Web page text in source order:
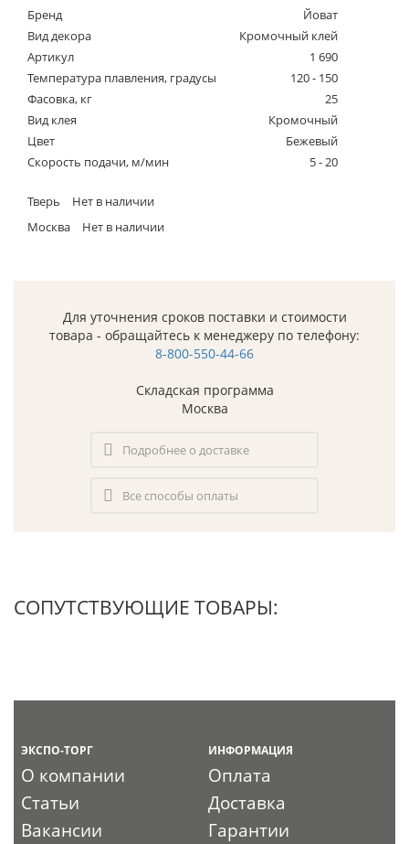
Бренд
Йоват
Вид декора
Кромочный клей
Артикул
1 690
Температура плавления, градусы
120 - 150
Фасовка, кг
25
Вид клея
Кромочный
Цвет
Бежевый
Скорость подачи, м/мин
5 - 20
Тверь
Нет в наличии
Москва
Нет в наличии
Для уточнения сроков поставки и стоимости
товара - обращайтесь к менеджеру по телефону:
8-800-550-44-66
Складская программа
Москва
Подробнее о доставке
Все способы оплаты
СОПУТСТВУЮЩИЕ ТОВАРЫ:
ЭКСПО-ТОРГ
О компании
Статьи
Вакансии
ИНФОРМАЦИЯ
Оплата
Доставка
Гарантии